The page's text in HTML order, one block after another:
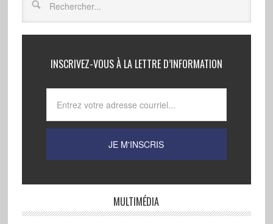
INSCRIVEZ-VOUS À LA LETTRE D’INFORMATION
MULTIMÉDIA